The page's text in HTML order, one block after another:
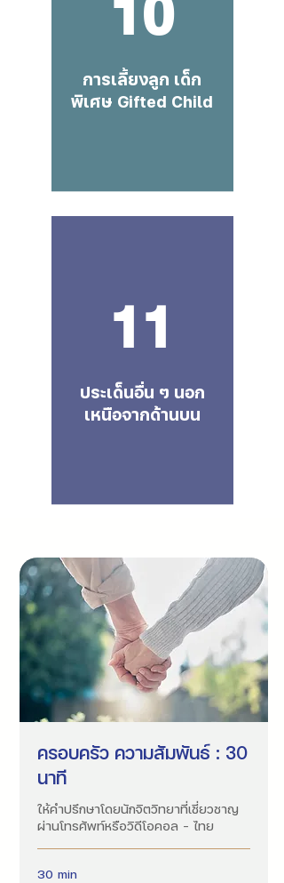
การเลี้ยงลูก เด็ก
พิเศษ Gifted Child
11
ประเด็นอื่น ๆ นอก
เหนือจากด้านบน
ครอบครัว ความสัมพันธ์ : 30
นาที
ให้คำปรึกษาโดยนักจิตวิทยาที่เชี่ยวชาญ
ผ่านโทรศัพท์หรือวิดีโอคอล - ไทย
30 min